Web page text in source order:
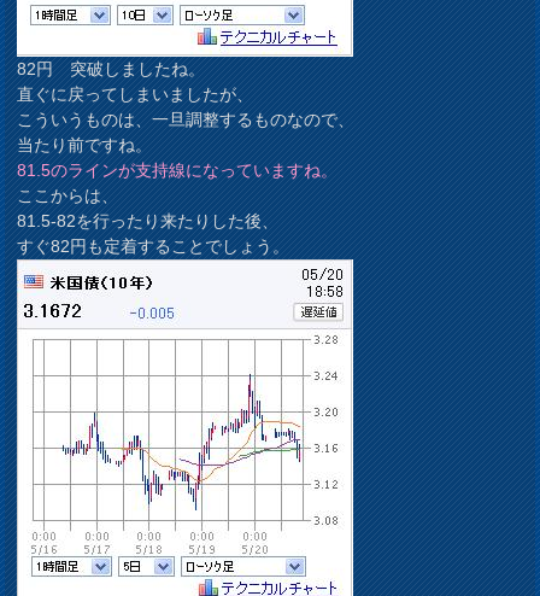
82円 突破しましたね。
直ぐに戻ってしまいましたが、
こういうものは、一旦調整するものなので、
当たり前ですね。
81.5のラインが支持線になっていますね。
ここからは、
81.5-82を行ったり来たりした後、
すぐ82円も定着することでしょう。